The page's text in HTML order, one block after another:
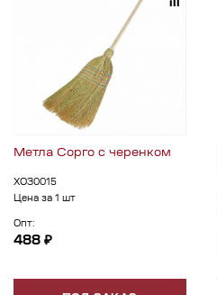
Метла Сорго с черенком
ХОЗ0015
Цена за 1 шт
Опт:
488 ₽